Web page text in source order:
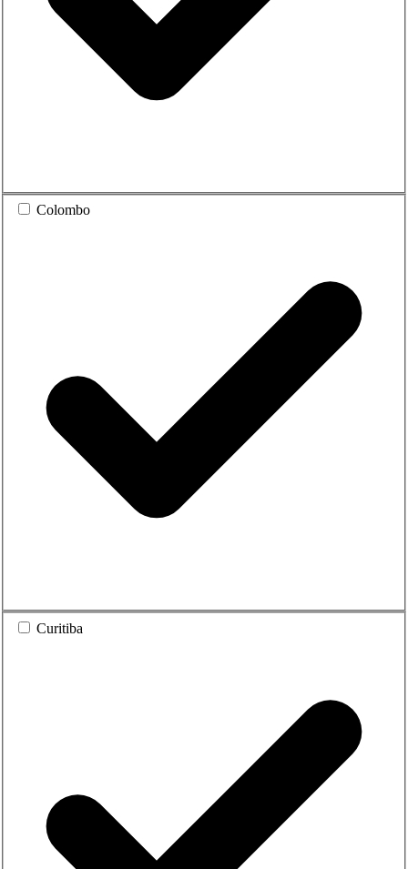
Colombo
Curitiba